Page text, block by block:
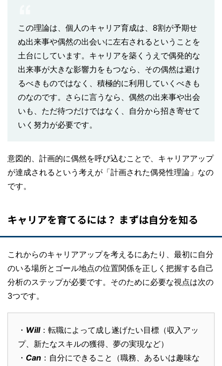
この理論は、個人のキャリア育成は、8割が予期せ
ぬ出来事や偶然の出会いに左右されるということを
土台にしています。キャリアを築くうえで偶発的な
出来事が大きな影響力をもつなら、その偶然は避け
るべきものではなく、積極的に利用していくべきも
のなのです。さらに言うなら、偶然の出来事や出会
いも、ただ待つだけではなく、自分から招き寄せて
いく努力が必要です。
意図的、計画的に偶然を呼び込むことで、キャリアアップ
が達成されるという考えが「計画された偶発性理論」なの
です。
キャリアを育てるには？ まずは自分を知る
これからのキャリアアップを考えるにあたり、最初に自分
のいる場所とゴール地点の位置関係を正しく把握する自己
分析のステップが必要です。そのために必要な視点は次の
3つです。
・ Will：転職によって成し遂げたい目標（収入アッ
プ、新たなスキルの獲得、夢の実現など）
・ Can ：自分にできること（職務、あるいは趣味な